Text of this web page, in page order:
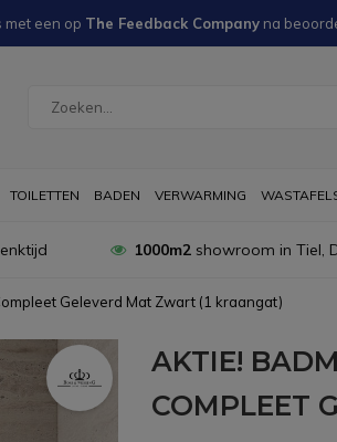
met een op The Feedback Company na
TOILETTEN BADEN VERWARMING
1000m2showroom in Tiel,
Geleverd Mat Zwart (1 kraangat)
AKTIE!
COMPLEET